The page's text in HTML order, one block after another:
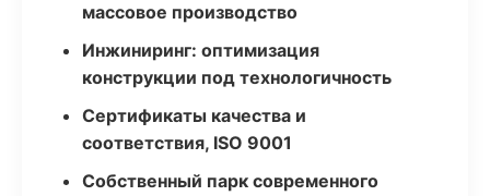
массовое производство
Инжиниринг: оптимизация
конструкции под технологичность
Сертификаты качества и
соответствия, ISO 9001
Собственный парк современного